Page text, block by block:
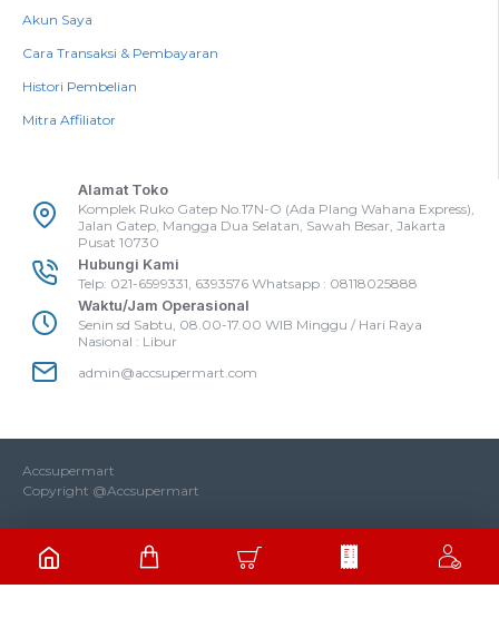
Akun Saya
Cara Transaksi & Pembayaran
Histori Pembelian
Mitra Affiliator
Alamat Toko
Komplek Ruko Gatep No.17N-O (Ada Plang Wahana Express),
Jalan Gatep, Mangga Dua Selatan, Sawah Besar, Jakarta
Pusat 10730
Hubungi Kami
Telp: 021-6599331, 6393576 Whatsapp : 08118025888
Waktu/Jam Operasional
Senin sd Sabtu, 08.00-17.00 WIB Minggu / Hari Raya
Nasional : Libur
admin@accsupermart.com
Accsupermart
Copyright @Accsupermart